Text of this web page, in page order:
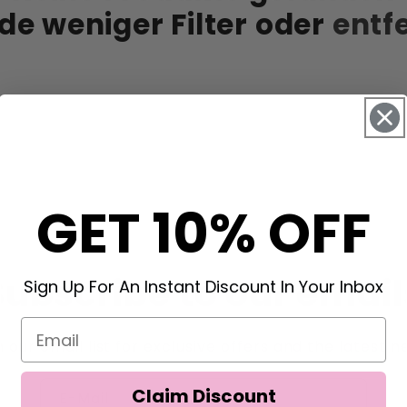
o
i
weniger Filter oder
to our
our email list for exclusive offers and the latest
GET 10% OFF
Sign Up For An Instant Discount In Your Inbox
Claim Discount